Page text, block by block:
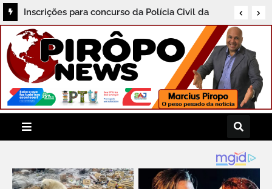
Exame toxicológico passa a ser obrigatório
para primeira CNH na Bahia